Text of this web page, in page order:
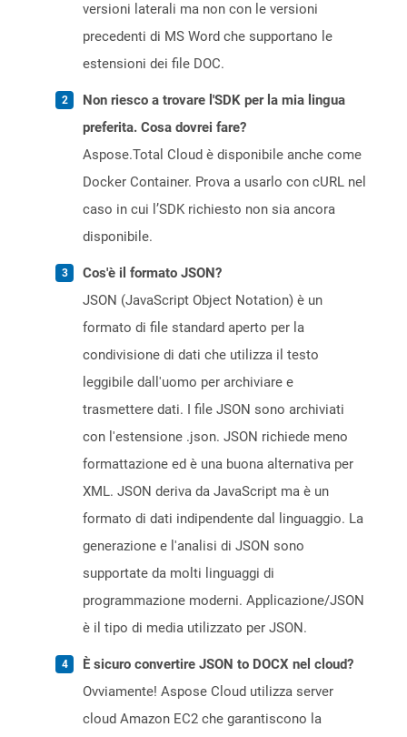
versioni laterali ma non con le versioni
precedenti di MS Word che supportano le
estensioni dei file DOC.
Non riesco a trovare l'SDK per la mia lingua
preferita. Cosa dovrei fare?
Aspose.Total Cloud è disponibile anche come
Docker Container. Prova a usarlo con cURL nel
caso in cui l’SDK richiesto non sia ancora
disponibile.
Cos'è il formato JSON?
JSON (JavaScript Object Notation) è un
formato di file standard aperto per la
condivisione di dati che utilizza il testo
leggibile dall'uomo per archiviare e
trasmettere dati. I file JSON sono archiviati
con l'estensione .json. JSON richiede meno
formattazione ed è una buona alternativa per
XML. JSON deriva da JavaScript ma è un
formato di dati indipendente dal linguaggio. La
generazione e l'analisi di JSON sono
supportate da molti linguaggi di
programmazione moderni. Applicazione/JSON
è il tipo di media utilizzato per JSON.
È sicuro convertire JSON to DOCX nel cloud?
Ovviamente! Aspose Cloud utilizza server
cloud Amazon EC2 che garantiscono la